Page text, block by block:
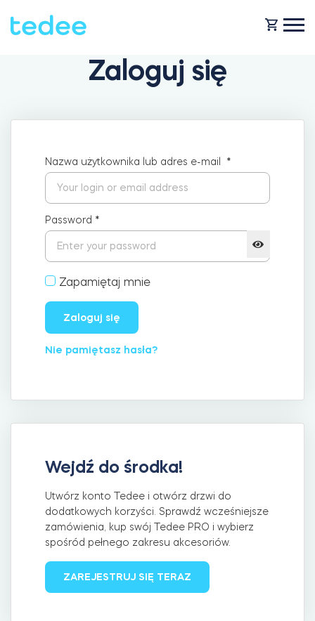
JAK TO DZIAŁA?
Wynajem
Smart zamki
Tedee GO2
Tedee PRO
Tedee Bridge
Door Sensor
Dedykowane wkładki Tedee
KUP TEDEE
POMOC
BLOG
Zaloguj się
Nazwa użytkownika lub adres e-mail *
Password *
Zapamiętaj mnie
Zaloguj się
Nie pamiętasz hasła?
Wejdź do środka!
Utwórz konto Tedee i otwórz drzwi do
dodatkowych korzyści. Sprawdź wcześniejsze
zamówienia, kup swój Tedee PRO i wybierz
spośród pełnego zakresu akcesoriów.
ZAREJESTRUJ SIĘ TERAZ